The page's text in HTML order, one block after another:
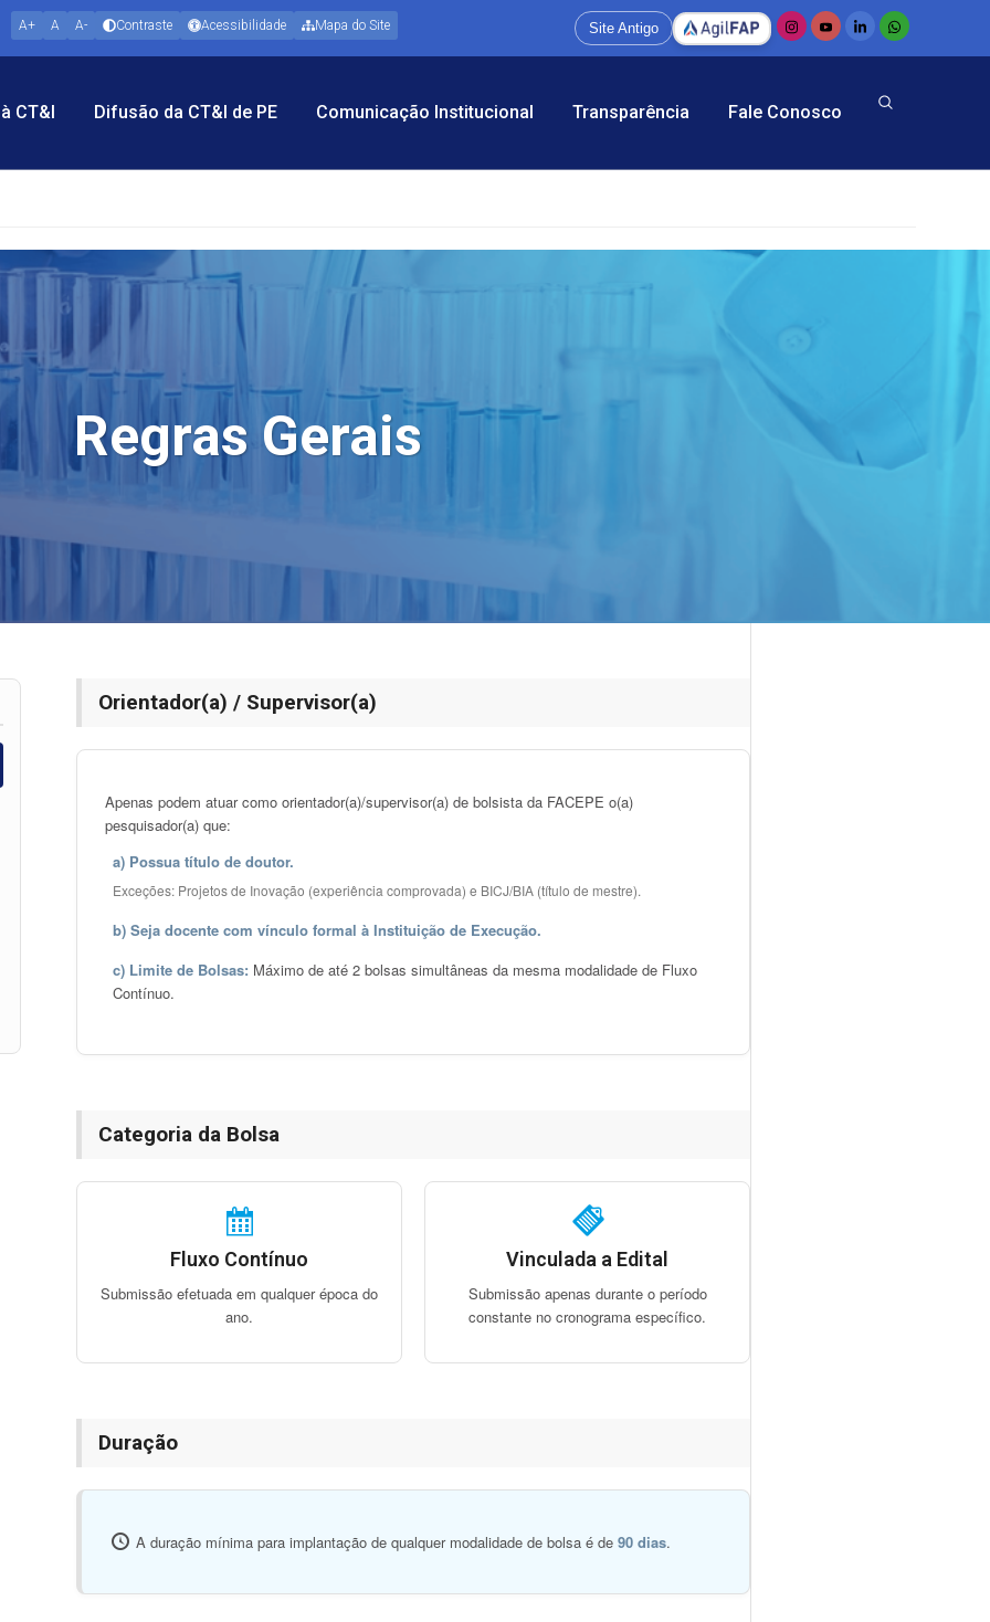
A+ A A- Contraste Acessibilidade Mapa do Site Site Antigo
CT&I Difusão da CT&I de PE Comunicação Institucional Transparência Fale Conosco
Orientador(a) / Supervisor(a)
Apenas podem atuar como orientador(a)/supervisor(a) de bolsista da FACEPE o(a)
pesquisador(a) que:
a) Possua título de doutor.
Exceções: Projetos de Inovação (experiência comprovada) e BICJ/BIA (título de mestre).
b) Seja docente com vínculo formal à Instituição de Execução.
c) Limite de Bolsas: Máximo de até 2 bolsas simultâneas da mesma modalidade de Fluxo
Contínuo.
Categoria da Bolsa
Fluxo Contínuo
Submissão efetuada em qualquer época do
ano.
Vinculada a Edital
Submissão apenas durante o período
constante no cronograma específico.
Duração
A duração mínima para implantação de qualquer modalidade de bolsa é de 90 dias.